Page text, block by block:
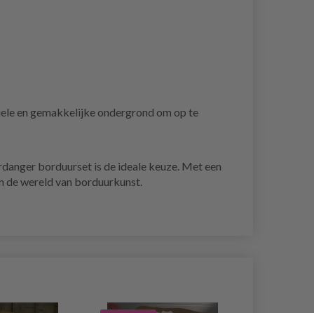
en gemakkelijke ondergrond om op te
borduurset is de ideale keuze. Met een
de wereld van borduurkunst.